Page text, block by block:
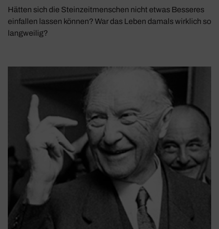
Hätten sich die Steinzeitmenschen nicht etwas Besseres
einfallen lassen können? War das Leben damals wirklich so
langweilig?